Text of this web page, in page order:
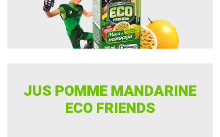
JUS POMME MANDARINE
ECO FRIENDS